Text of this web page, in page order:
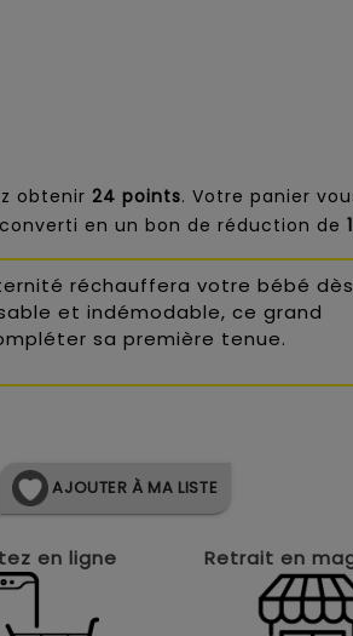
obtenir 24 points. Votre panier
en un bon de réduction de
réchauffera votre bébé
et indémodable, ce grand
sa première tenue.
AJOUTER À MA LISTE
en ligne Retrait en